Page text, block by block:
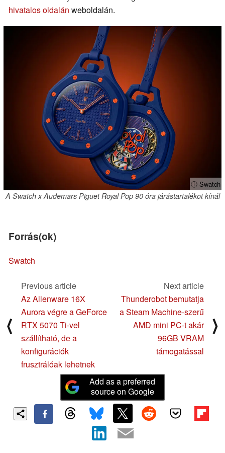
hivatalos oldalán weboldalán.
ⓘ Swatch
A Swatch x Audemars Piguet Royal Pop 90 óra járástartalékot kínál
Forrás(ok)
Swatch
⟨
Previous article
Az Alienware 16X
Aurora végre a GeForce
RTX 5070 Ti-vel
szállítható, de a
konfigurációk
frusztrálóak lehetnek
Next article
Thunderobot bemutatja
a Steam Machine-szerű
AMD mini PC-t akár
96GB VRAM
támogatással
⟩
Add as a preferred
source on Google